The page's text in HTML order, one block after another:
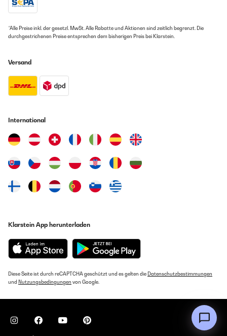
*Alle Preise inkl. der gesetzl. MwSt. Alle Rabatte und Aktionen sind zeitlich begrenzt. Die
durchgestrichenen Preise entsprechen dem bisherigen Preis bei Klarstein.
Versand
International
Klarstein App herunterladen
Diese Seite ist durch reCAPTCHA geschützt und es gelten die Datenschutzbestimmungen
und Nutzungsbedingungen von Google.